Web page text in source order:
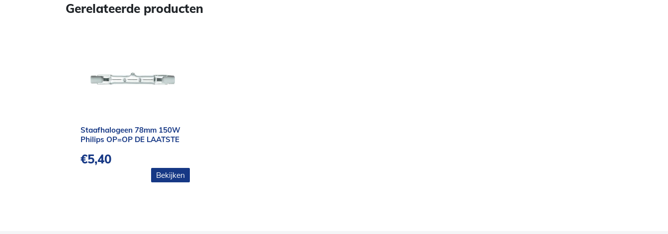
Gerelateerde producten
Staafhalogeen 78mm 150W
Philips OP=OP DE LAATSTE
€5,40
Bekijken